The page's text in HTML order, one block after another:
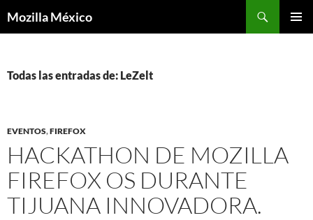
Mozilla México
Todas las entradas de: LeZelt
EVENTOS,FIREFOX
HACKATHON DE MOZILLA
FIREFOX OS DURANTE
TIJUANA INNOVADORA.